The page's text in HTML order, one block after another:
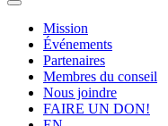
Mission
Événements
Partenaires
Membres du conseil
Nous joindre
FAIRE UN DON!